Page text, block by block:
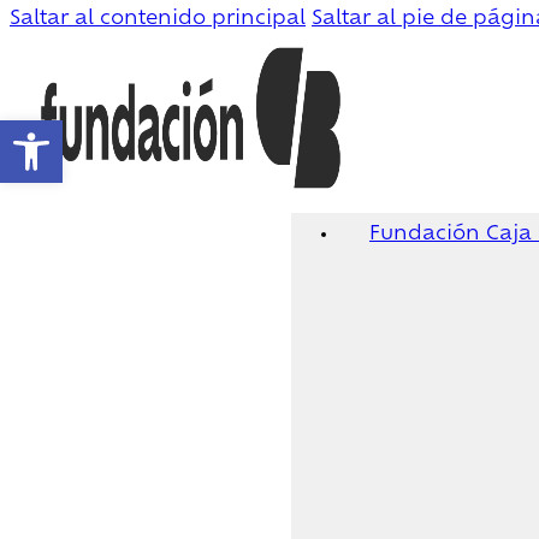
Abrir barra de herramientas
Saltar al contenido principal Saltar al pie de
Fundación Caja